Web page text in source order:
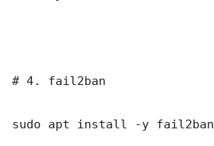
# 4. fail2ban
sudo apt install -y fail2ban